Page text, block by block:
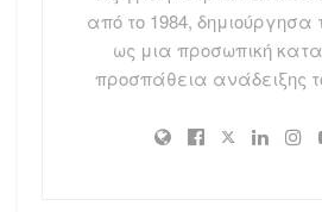
από το 1984, δημιούργησα
ως μια προσωπική
προσπάθεια ανάδειξης